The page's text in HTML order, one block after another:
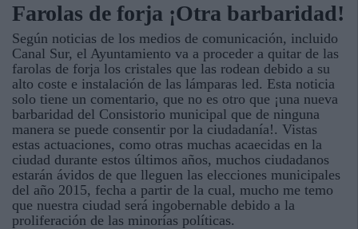
Farolas de forja ¡Otra barbaridad!
Según noticias de los medios de comunicación, incluido
Canal Sur, el Ayuntamiento va a proceder a quitar de las
farolas de forja los cristales que las rodean debido a su
alto coste e instalación de las lámparas led. Esta noticia
solo tiene un comentario, que no es otro que ¡una nueva
barbaridad del Consistorio municipal que de ninguna
manera se puede consentir por la ciudadanía!. Vistas
estas actuaciones, como otras muchas acaecidas en la
ciudad durante estos últimos años, muchos ciudadanos
estarán ávidos de que lleguen las elecciones municipales
del año 2015, fecha a partir de la cual, mucho me temo
que nuestra ciudad será ingobernable debido a la
proliferación de las minorías políticas.